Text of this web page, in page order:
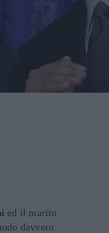
ed il marito
davvero